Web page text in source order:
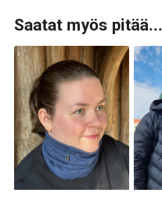
Saatat myös pitää...